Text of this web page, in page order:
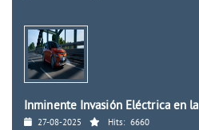
Inminente Invasión Eléctrica en la
27-08-2025 Hits: 6660